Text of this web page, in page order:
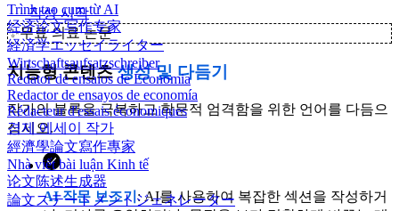
Trình tạo cụm từ AI
经济论文写作专家
経済学エッセイライター
Wirtschaftsaufsatzschreiber
Redator de ensaios de Economia
Redactor de ensayos de economía
Rédacteur d'essais économiques
경제 에세이 작가
經濟學論文寫作專家
Nhà viết bài luận Kinh tế
论文陈述生成器
論文ステートメントジェネレーター
작성 시작
✨무료 의료 논문
지능형 콘텐츠생성 및 다듬기
작가의 블록을 극복하고 학문적 엄격함을 위한 언어를 다듬으
십시오.
AI 작문 보조기 : AI를 사용하여 복잡한 섹션을 작성하거